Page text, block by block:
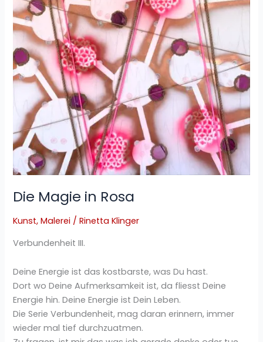
Die Magie in Rosa
Kunst,Malerei /Rinetta Klinger
Verbundenheit III.
Deine Energie ist das kostbarste, was Du hast.
Dort wo Deine Aufmerksamkeit ist, da fliesst Deine
Energie hin. Deine Energie ist Dein Leben.
Die Serie Verbundenheit, mag daran erinnern, immer
wieder mal tief durchzuatmen.